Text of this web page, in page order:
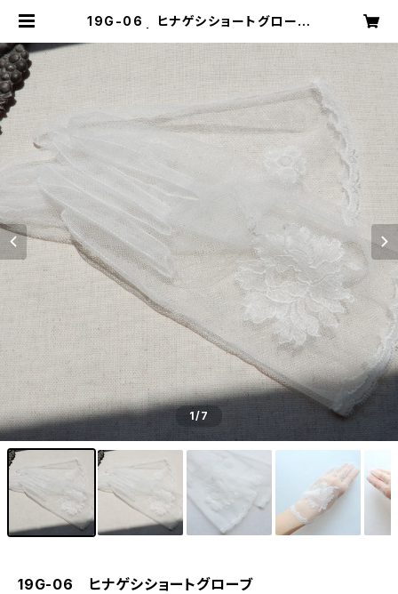
19G-06 ヒナゲシショートグローブ
1/7
19G-06 ヒナゲシショートグローブ